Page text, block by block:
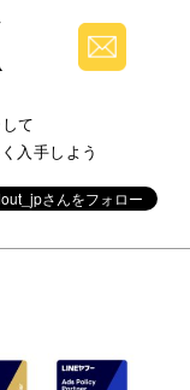
て
入手しよう